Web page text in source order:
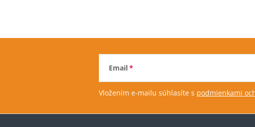
Email
Vložením e-mailu súhlasíte s podmienkami